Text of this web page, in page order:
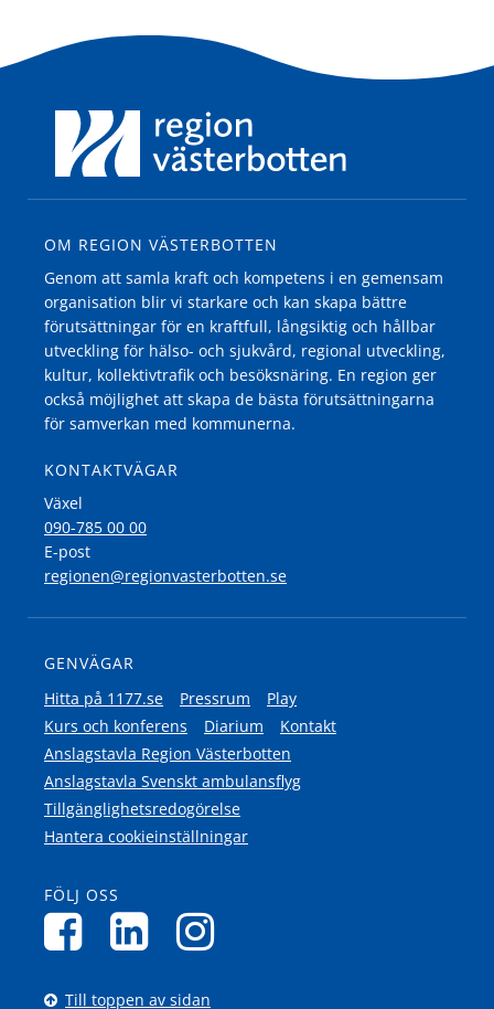
OM REGION VÄSTERBOTTEN
Genom att samla kraft och kompetens i en gemensam
organisation blir vi starkare och kan skapa bättre
förutsättningar för en kraftfull, långsiktig och hållbar
utveckling för hälso- och sjukvård, regional utveckling,
kultur, kollektivtrafik och besöksnäring. En region ger
också möjlighet att skapa de bästa förutsättningarna
för samverkan med kommunerna.
KONTAKTVÄGAR
Växel
090-785 00 00
E-post
regionen@regionvasterbotten.se
GENVÄGAR
Hitta på 1177.se
Pressrum
Play
Kurs och konferens
Diarium
Kontakt
Anslagstavla Region Västerbotten
Anslagstavla Svenskt ambulansflyg
Tillgänglighetsredogörelse
Hantera cookieinställningar
FÖLJ OSS
Till toppen av sidan